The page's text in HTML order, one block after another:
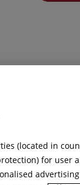
(located in
for user